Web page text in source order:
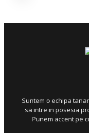
Suntem o echipa
sa intre in posesia
Punem accent pe